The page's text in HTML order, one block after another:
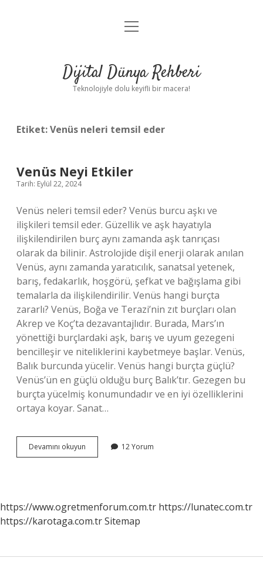
Anasayfa
Yasal Uyarı
menüyü
Dijital Dünya Rehberi
Teknolojiyle dolu keyifli bir macera!
Etiket:Venüs neleri temsil eder
Venüs Neyi Etkiler
Tarih: Eylül 22, 2024
Venüs neleri temsil eder? Venüs burcu aşkı ve
ilişkileri temsil eder. Güzellik ve aşk hayatıyla
ilişkilendirilen burç aynı zamanda aşk tanrıçası
olarak da bilinir. Astrolojide dişil enerji olarak anılan
Venüs, aynı zamanda yaratıcılık, sanatsal yetenek,
barış, fedakarlık, hoşgörü, şefkat ve bağışlama gibi
temalarla da ilişkilendirilir. Venüs hangi burçta
zararlı? Venüs, Boğa ve Terazi’nin zıt burçları olan
Akrep ve Koç’ta dezavantajlıdır. Burada, Mars’ın
yönettiği burçlardaki aşk, barış ve uyum gezegeni
bencilleşir ve niteliklerini kaybetmeye başlar. Venüs,
Balık burcunda yücelir. Venüs hangi burçta güçlü?
Venüs’ün en güçlü olduğu burç Balık’tır. Gezegen bu
burçta yücelmiş konumundadır ve en iyi özelliklerini
ortaya koyar. Sanat…
Devamını okuyun
Neyi
12 Yorum
https://www.ogretmenforum.com.tr https://lunatec.com.tr
https://karotaga.com.trSitemap